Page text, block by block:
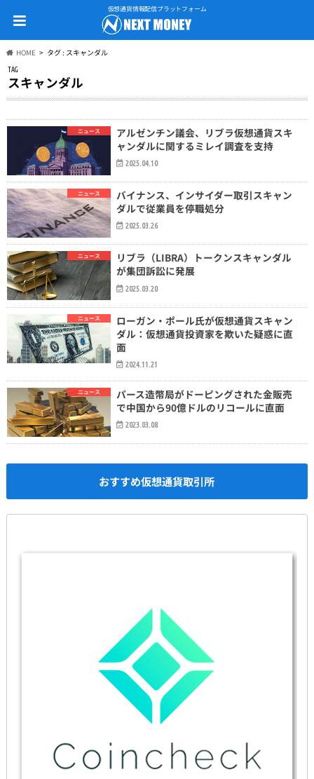
仮想通貨情報配信プラットフォーム
HOME タグ : スキャンダル
TAG
スキャンダル
ニュース
アルゼンチン議会、リブラ仮想通貨スキ
ャンダルに関するミレイ調査を支持
2025.04.10
ニュース
バイナンス、インサイダー取引スキャン
ダルで従業員を停職処分
2025.03.26
ニュース
リブラ（LIBRA）トークンスキャンダル
が集団訴訟に発展
2025.03.20
ニュース
ローガン・ポール氏が仮想通貨スキャン
ダル：仮想通貨投資家を欺いた疑惑に直
面
2024.11.21
ニュース
パース造幣局がドーピングされた金販売
で中国から90億ドルのリコールに直面
2023.03.08
おすすめ仮想通貨取引所